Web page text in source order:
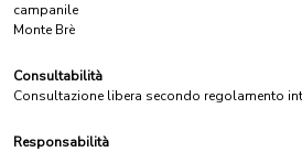
campanile
Monte Brè
Consultabilità
Consultazione libera secondo regolamento
Responsabilità